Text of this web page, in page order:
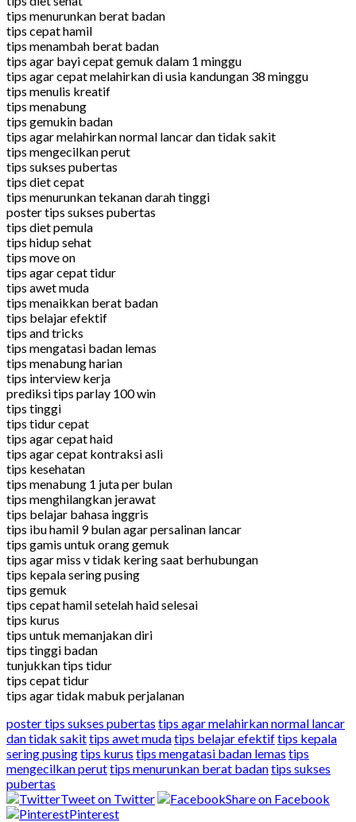
tips menurunkan berat badan
tips cepat hamil
tips menambah berat badan
tips agar bayi cepat gemuk dalam 1 minggu
tips agar cepat melahirkan di usia kandungan 38 minggu
tips menulis kreatif
tips menabung
tips gemukin badan
tips agar melahirkan normal lancar dan tidak sakit
tips mengecilkan perut
tips sukses pubertas
tips diet cepat
tips menurunkan tekanan darah tinggi
poster tips sukses pubertas
tips diet pemula
tips hidup sehat
tips move on
tips agar cepat tidur
tips awet muda
tips menaikkan berat badan
tips belajar efektif
tips and tricks
tips mengatasi badan lemas
tips menabung harian
tips interview kerja
prediksi tips parlay 100 win
tips tinggi
tips tidur cepat
tips agar cepat haid
tips agar cepat kontraksi asli
tips kesehatan
tips menabung 1 juta per bulan
tips menghilangkan jerawat
tips belajar bahasa inggris
tips ibu hamil 9 bulan agar persalinan lancar
tips gamis untuk orang gemuk
tips agar miss v tidak kering saat berhubungan
tips kepala sering pusing
tips gemuk
tips cepat hamil setelah haid selesai
tips kurus
tips untuk memanjakan diri
tips tinggi badan
tunjukkan tips tidur
tips cepat tidur
tips agar tidak mabuk perjalanan
poster tips sukses pubertas tips agar melahirkan normal lancar
dan tidak sakittips awet mudatips belajar efektiftips kepala
sering pusingtips kurus tips mengatasi badan lemas tips
mengecilkan peruttips menurunkan berat badantips sukses
pubertas
Tweet on Twitter
Share on Facebook
Pinterest